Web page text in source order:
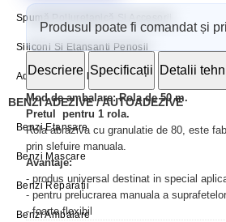
Spumă Poliuretanică Și Accesorii
Siliconi Și Etansanti Penosil
Adezivi Penosil
BENZI ADEZIVE / AUTOADEZIVE
Benzi Etanșare
Benzi Mascare
Benzi Reparații
Benzi Ambalare
Produsul poate fi comandat și
Descriere Specificații Detalii
Mod de ambalare: Rola de 50 m.
Pretul pentru 1 rola.
Rola abraziva cu granulatie de 80, este
prin slefuire manuala.
Avantaje:
- produs universal destinat in special
- pentru prelucrarea manuala a
- foarte flexibil